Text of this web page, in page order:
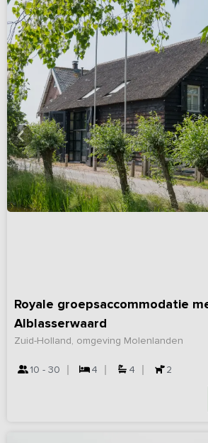
Royale groepsaccommodatie
Alblasserwaard
Zuid-Holland, omgeving Molenlanden
10 - 30 4 4 2